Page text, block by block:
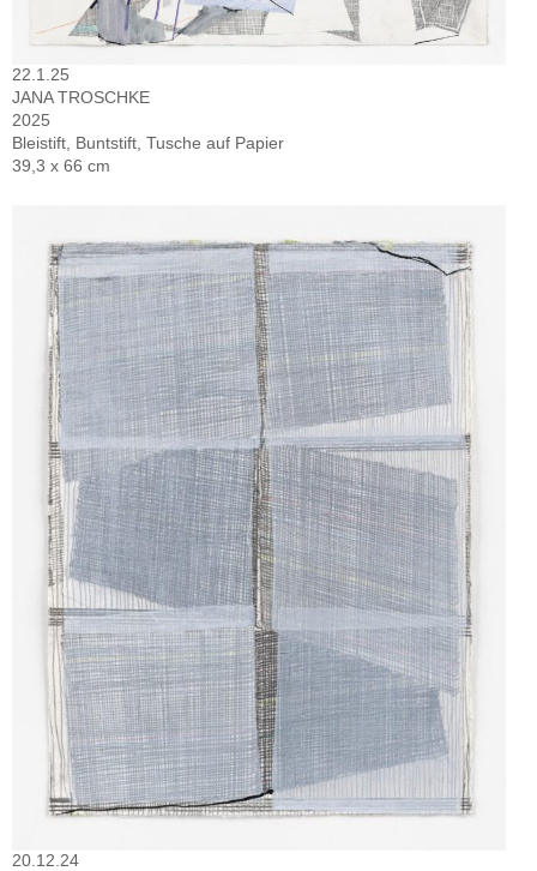
22.1.25
JANA TROSCHKE
2025
Bleistift, Buntstift, Tusche auf Papier
39,3 x 66 cm
20.12.24